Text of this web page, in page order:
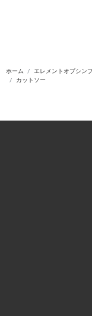
ホーム
エレメントオブシン
カットソー